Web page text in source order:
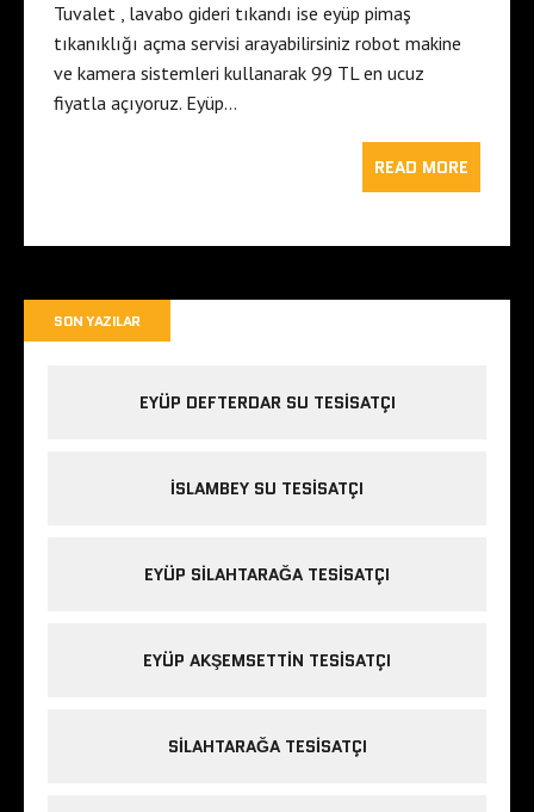
Tuvalet , lavabo gideri tıkandı ise eyüp pimaş
tıkanıklığı açma servisi arayabilirsiniz robot makine
ve kamera sistemleri kullanarak 99 TL en ucuz
fiyatla açıyoruz. Eyüp…
READ MORE
SON YAZILAR
EYÜP DEFTERDAR SU TESISATÇI
İSLAMBEY SU TESISATÇI
EYÜP SILAHTARAĞA TESISATÇI
EYÜP AKŞEMSETTIN TESISATÇI
SILAHTARAĞA TESISATÇI